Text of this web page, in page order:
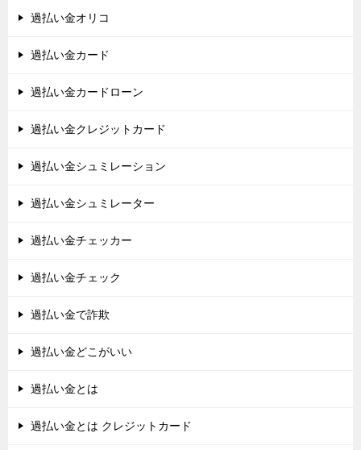
過払い金オリコ
過払い金カード
過払い金カードローン
過払い金クレジットカード
過払い金シュミレーション
過払い金シュミレーター
過払い金チェッカー
過払い金チェック
過払い金で詐欺
過払い金どこがいい
過払い金とは
過払い金とは クレジットカード